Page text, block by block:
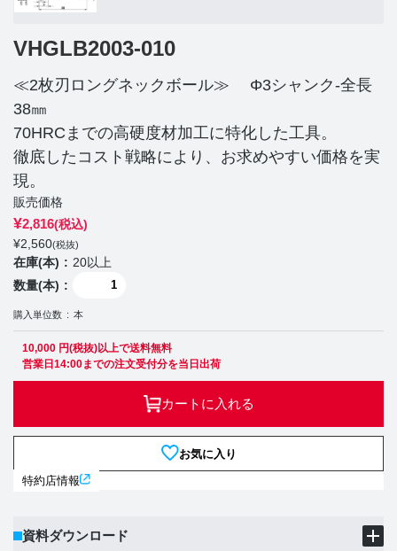
VHGLB2003-010
≪2枚刃ロングネックボール≫ Φ3シャンク-全長
38㎜
70HRCまでの高硬度材加工に特化した工具。
徹底したコスト戦略により、お求めやすい価格を実
現。
販売価格
¥2,816(税込)
¥2,560(税抜)
在庫(本)
20以上
数量(本)
購入単位数 本
10,000 円(税抜)以上で送料無料
営業日14:00までの注文受付分を当日出荷
カートに入れる
お気に入り
特約店情報
資料ダウンロード